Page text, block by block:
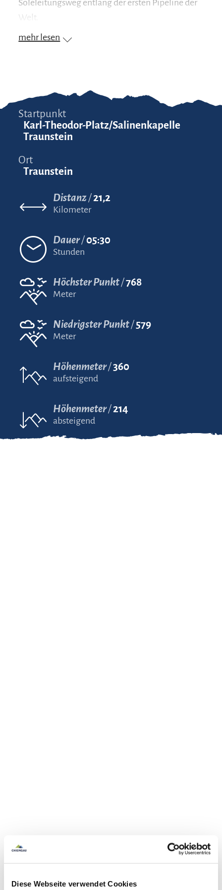
Diese Webseite verwendet Cookies
Soleleitungsweg entlang der ersten Pipeline der
Welt.
mehr lesen
Startpunkt
Karl-Theodor-Platz/Salinenkapelle
Traunstein
Ort
Traunstein
Distanz 21,2
Kilometer
Dauer 05:30
Stunden
Höchster Punkt 768
Meter
Niedrigster Punkt 579
Meter
Höhenmeter 360
aufsteigend
Höhenmeter 214
absteigend